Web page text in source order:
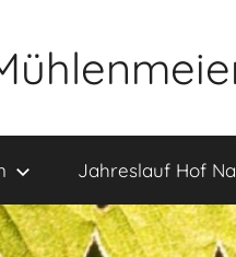
Jahreslauf Hof